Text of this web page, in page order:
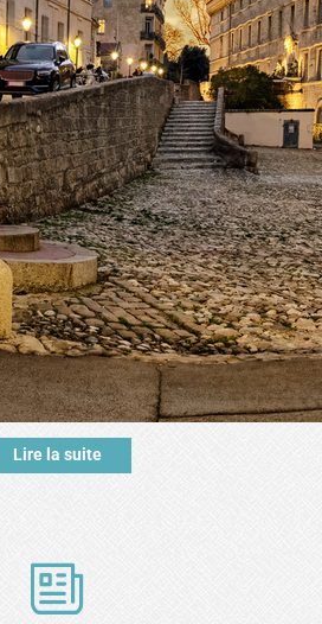
Lire la suite